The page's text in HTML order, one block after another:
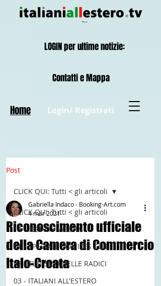
Login/ Registrati
Contatti e Mappa
Home
LOGIN per ultime notizie:
Post
CLICK QUI: Tutti < gli articoli
12 - IESTV.TV WEB TV
01 - SPECIALE COMITES CGIE
02 - TURISMO DELLE RADICI
03 - ITALIANI ALL'ESTERO
CLICK QUI: Tutti < gli articoli
Riconoscimento ufficiale
della Camera di Commercio
Italo-Croata
Gabriella Indaco - Booking-Art.com
4 mar 2021